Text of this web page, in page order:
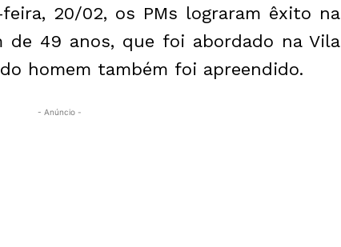
20/02, os PMs lograram êxito na
de 49 anos, que foi abordado na Vila
homem também foi apreendido.
- Anúncio -